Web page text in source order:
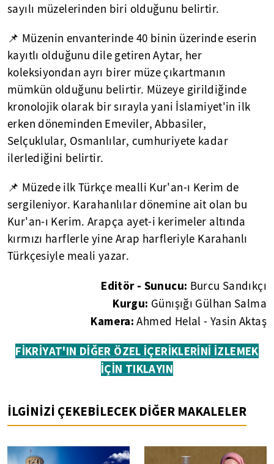
sayılı müzelerinden biri olduğunu belirtir.
📌 Müzenin envanterinde 40 binin üzerinde eserin
kayıtlı olduğunu dile getiren Aytar, her
koleksiyondan ayrı birer müze çıkartmanın
mümkün olduğunu belirtir. Müzeye girildiğinde
kronolojik olarak bir sırayla yani İslamiyet'in ilk
erken döneminden Emeviler, Abbasiler,
Selçuklular, Osmanlılar, cumhuriyete kadar
ilerlediğini belirtir.
📌 Müzede ilk Türkçe mealli Kur'an-ı Kerim de
sergileniyor. Karahanlılar dönemine ait olan bu
Kur'an-ı Kerim. Arapça ayet-i kerimeler altında
kırmızı harflerle yine Arap harfleriyle Karahanlı
Türkçesiyle meali yazar.
Editör - Sunucu: Burcu Sandıkçı
Kurgu: Günışığı Gülhan Salma
Kamera: Ahmed Helal - Yasin Aktaş
FİKRİYAT'IN DİĞER ÖZEL İÇERİKLERİNİ İZLEMEK
İÇİN TIKLAYIN
İLGİNİZİ ÇEKEBİLECEK DİĞER MAKALELER